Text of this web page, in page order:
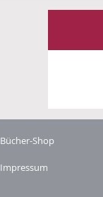
Bücher-Shop
Impressum